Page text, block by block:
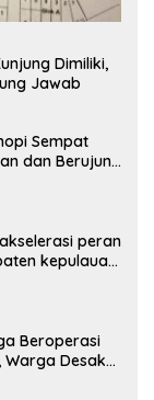
Dimiliki,
Jawab
Sempat
dan Berujung
peran
kepulauan
Beroperasi
Warga Desak